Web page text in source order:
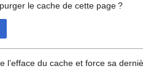
le cache de cette page ?
l’efface du cache et force sa